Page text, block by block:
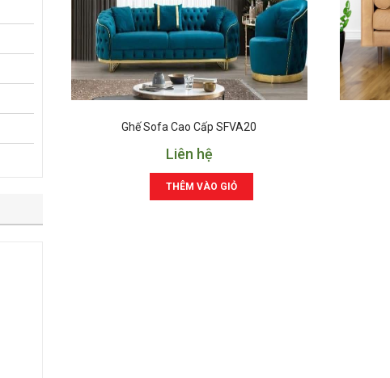
Ghế Sofa Cao Cấp SFVA20
Liên hệ
THÊM VÀO GIỎ